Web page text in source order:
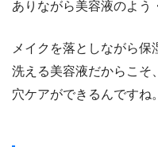
ありながら美容液のよう
メイクを落としながら保
洗える美容液だからこそ
穴ケアができるんですね。